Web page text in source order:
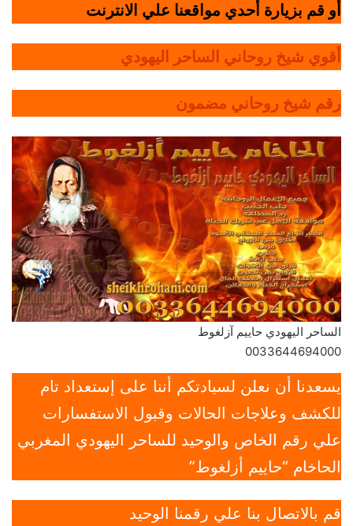
أو قم بزيارة أحدي مواقعنا علي الانترنت
أقوي شيخ روحاني الساحر اليهودي
رقم شيخ روحاني مضمون
الساحر اليهودي حاييم آزلغوط
0033644694000
يسعدنا أن نعلن لسيادتكم أننا على إستعداد تام
للكشف وعلاجات الحالات وقبول الاستفسارات
علي رقم الخاص والوحيد للساحر اليهودي المغربي
الحاخام “حاييم أزلغوط”
قم بالاتصال بنا علي رقمنا الوحيد